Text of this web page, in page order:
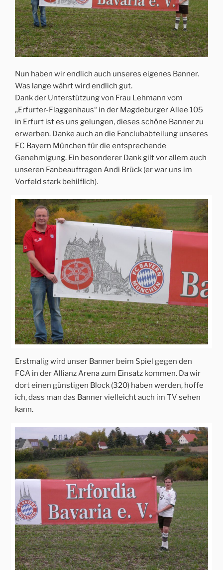
Nun haben wir endlich auch unseres eigenes Banner.
Was lange währt wird endlich gut.
Dank der Unterstützung von Frau Lehmann vom
„Erfurter-Flaggenhaus“ in der Magdeburger Allee 105
in Erfurt ist es uns gelungen, dieses schöne Banner zu
erwerben. Danke auch an die Fanclubabteilung unseres
FC Bayern München für die entsprechende
Genehmigung. Ein besonderer Dank gilt vor allem auch
unseren Fanbeauftragen Andi Brück (er war uns im
Vorfeld stark behilflich).
Erstmalig wird unser Banner beim Spiel gegen den
FCA in der Allianz Arena zum Einsatz kommen. Da wir
dort einen günstigen Block (320) haben werden, hoffe
ich, dass man das Banner vielleicht auch im TV sehen
kann.